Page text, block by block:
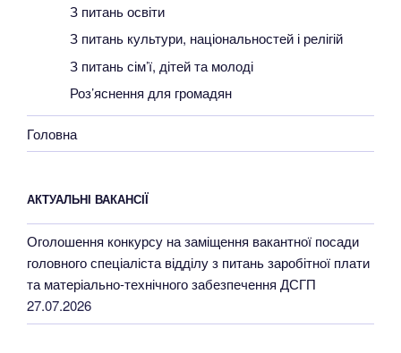
З питань освіти
З питань культури, національностей і релігій
З питань сім’ї, дітей та молоді
Роз’яснення для громадян
Головна
АКТУАЛЬНІ ВАКАНСІЇ
Оголошення конкурсу на заміщення вакантної посади
головного спеціаліста відділу з питань заробітної плати
та матеріально-технічного забезпечення ДСГП
27.07.2026